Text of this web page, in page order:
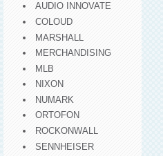
AUDIO INNOVATE
COLOUD
MARSHALL
MERCHANDISING
MLB
NIXON
NUMARK
ORTOFON
ROCKONWALL
SENNHEISER